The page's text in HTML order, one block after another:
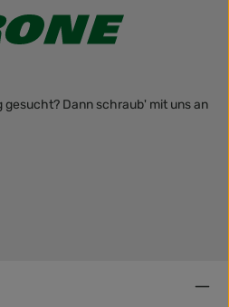
Dann schraub' mit uns an